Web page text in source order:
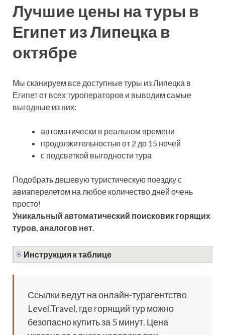
Лучшие цены на туры в
Египет из Липецка в
октябре
Мы сканируем все доступные туры из Липецка в
Египет от всех туроператоров и выводим самые
выгодные из них:
автоматически в реальном времени
продолжительностью от 2 до 15 ночей
с подсветкой выгодности тура
Подобрать дешевую туристическую поездку с
авиаперелетом на любое количество дней очень
просто!
Уникальный автоматический поисковик горящих
туров, аналогов нет.
Инструкция к таблице
Ссылки ведут на онлайн-турагентство
Level.Travel, где горящий тур можно
безопасно купить за 5 минут. Цена